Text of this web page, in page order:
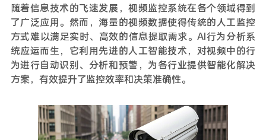
随着信息技术的飞速发展，视频监控系统在各个领域得到
了广泛应用。然而，海量的视频数据使得传统的人工监控
方式难以满足实时、高效的信息提取需求。AI行为分析系
统应运而生，它利用先进的人工智能技术，对视频中的行
为进行自动识别、分析和预警，为各行业提供智能化解决
方案，有效提升了监控效率和决策准确性。